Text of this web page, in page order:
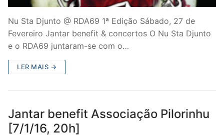
Nu Sta Djunto @ RDA69 1ª Edição Sábado, 27 de
Fevereiro Jantar benefit & concertos O Nu Sta Djunto
e o RDA69 juntaram-se com o…
LER MAIS →
Jantar benefit Associação Pilorinhu
[7/1/16, 20h]